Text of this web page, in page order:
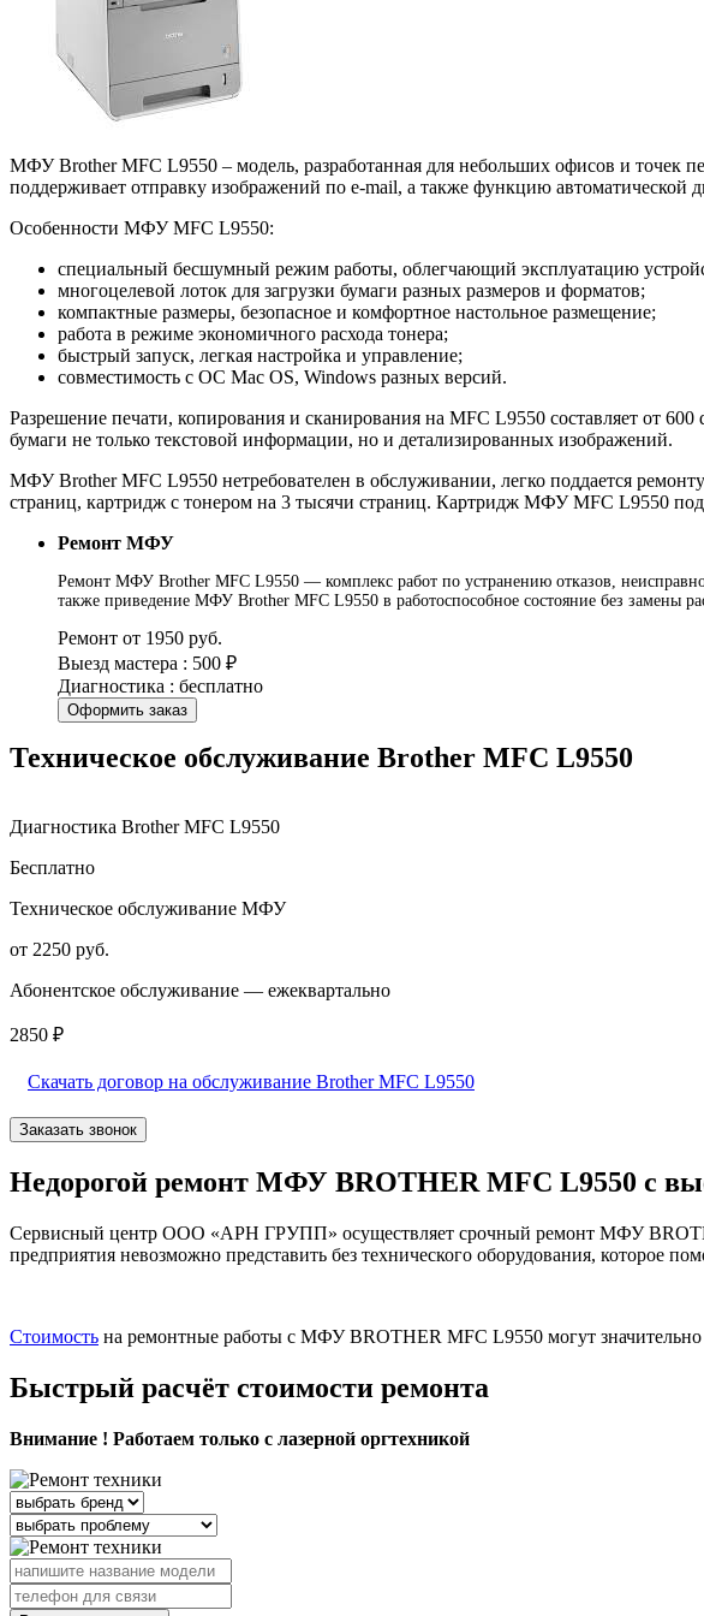
МФУ Brother MFC L9550 – модель, разработанная для небольших офисов и точек
поддерживает отправку изображений по e-mail, а также функцию автоматической
Особенности МФУ MFC L9550:
специальный бесшумный режим работы, облегчающий эксплуатацию
многоцелевой лоток для загрузки бумаги разных размеров и форматов;
компактные размеры, безопасное и комфортное настольное размещение;
работа в режиме экономичного расхода тонера;
быстрый запуск, легкая настройка и управление;
совместимость с ОС Mac OS, Windows разных версий.
Разрешение печати, копирования и сканирования на MFC L9550 составляет от
бумаги не только текстовой информации, но и детализированных изображений.
МФУ Brother MFC L9550 нетребователен в обслуживании, легко поддается
страниц, картридж с тонером на 3 тысячи страниц. Картридж МФУ MFC L9550
Ремонт МФУ
Ремонт МФУ Brother MFC L9550 — комплекс работ по устранению отказов,
также приведение МФУ Brother MFC L9550 в работоспособное состояние без замены
Ремонт от 1950 руб.
Выезд мастера : 500 ₽
Диагностика : бесплатно
Оформить заказ
Техническое обслуживание Brother MFC L9550
Диагностика Brother MFC L9550
Бесплатно
Техническое обслуживание МФУ
от 2250 руб.
Абонентское обслуживание — ежеквартально
2850 ₽
Скачать договор на обслуживание Brother MFC L9550
Заказать звонок
Недорогой ремонт МФУ BROTHER MFC L9550 с
Сервисный центр ООО «АРН ГРУПП» осуществляет срочный ремонт МФУ
предприятия невозможно представить без технического оборудования, которое
Стоимость на ремонтные работы с МФУ BROTHER MFC L9550 могут значительно
Быстрый расчёт стоимости ремонта
Внимание ! Работаем только с лазерной оргтехникой